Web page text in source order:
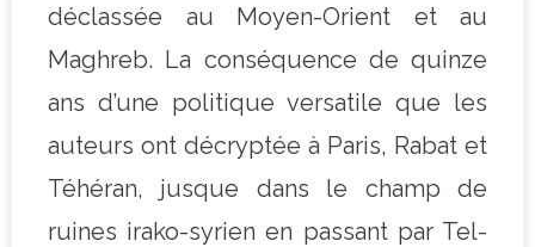
déclassée au Moyen-Orient et au
Maghreb. La conséquence de quinze
ans d’une politique versatile que les
auteurs ont décryptée à Paris, Rabat et
Téhéran, jusque dans le champ de
ruines irako-syrien en passant par Tel-